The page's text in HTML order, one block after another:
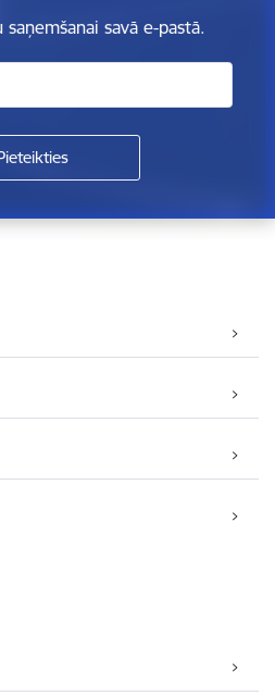
savā e-pastā.